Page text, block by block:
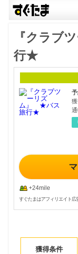
『クラブ
行★
+24mile
すぐたまはアフィリエイト
獲得条件